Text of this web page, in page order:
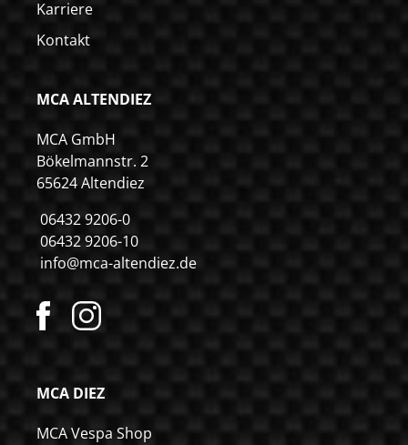
Karriere
Kontakt
MCA ALTENDIEZ
MCA GmbH
Bökelmannstr. 2
65624 Altendiez
06432 9206-0
06432 9206-10
info@mca-altendiez.de
MCA DIEZ
MCA Vespa Shop